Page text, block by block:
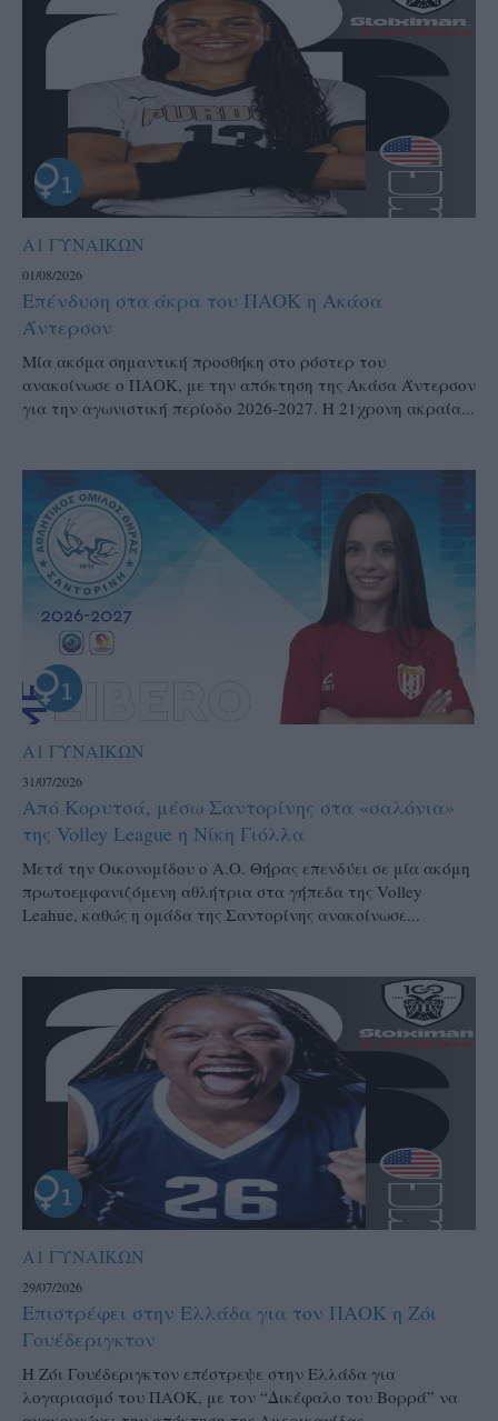
Α1 ΓΥΝΑΙΚΩΝ
01/08/2026
Επένδυση στα άκρα του ΠΑΟΚ η Ακάσα
Άντερσον
Μία ακόμα σημαντική προσθήκη στο ρόστερ του
ανακοίνωσε ο ΠΑΟΚ, με την απόκτηση της Ακάσα Άντερσον
για την αγωνιστική περίοδο 2026-2027. Η 21χρονη ακραία...
Α1 ΓΥΝΑΙΚΩΝ
31/07/2026
Από Κορυτσά, μέσω Σαντορίνης στα «σαλόνια»
της Volley League η Νίκη Γιόλλα
Μετά την Οικονομίδου ο Α.Ο. Θήρας επενδύει σε μία ακόμη
πρωτοεμφανιζόμενη αθλήτρια στα γήπεδα της Volley
Leahue, καθώς η ομάδα της Σαντορίνης ανακοίνωσε...
Α1 ΓΥΝΑΙΚΩΝ
29/07/2026
Επιστρέφει στην Ελλάδα για τον ΠΑΟΚ η Ζόι
Γουέδεριγκτον
Η Ζόι Γουέδεριγκτον επέστρεψε στην Ελλάδα για
λογαριασμό του ΠΑΟΚ, με τον “Δικέφαλο του Βορρά” να